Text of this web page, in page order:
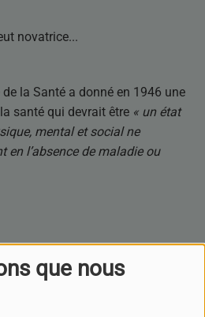
que nous
novatrice
la Santé a donné en 1946 une
santé qui devrait être « un état
mental et social ne
en l’absence de maladie ou
À VENIR-JUSTICE ET